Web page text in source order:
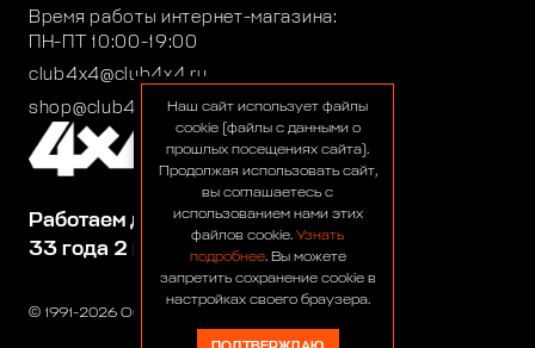
© 1991-2026 ООО «Сервис 4х4»
Работаем для вас:
33 года 2 месяца 23 дня
Время работы интернет-магазина:
ПН-ПТ 10:00-19:00
club4x4@club4x4.ru
shop@club4x4.ruНаш сайт использует файлы
cookie (файлы с данными о
прошлых посещениях сайта).
Продолжая использовать сайт,
вы соглашаетесь с
использованием нами этих
файлов cookie. Узнать
подробнее. Вы можете
запретить сохранение cookie в
настройках своего браузера.